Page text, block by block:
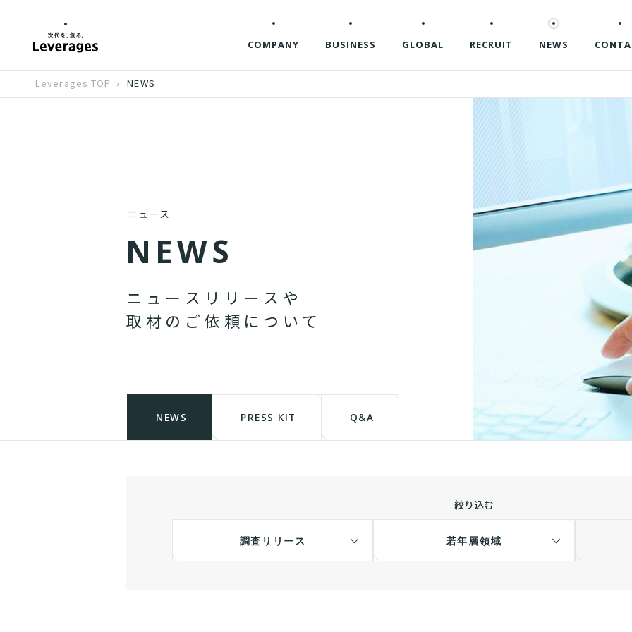
COMPANY BUSINESS GLOBAL RECRUIT NEWS
Leverages TOP NEWS
ニュース
N EWS
ニ ュ ー ス リ リ ー ス や
取 材 の ご 依 頼 に つ い て
NEWS PRESS KIT Q&A
絞り込む
調査リリース 若年層領域